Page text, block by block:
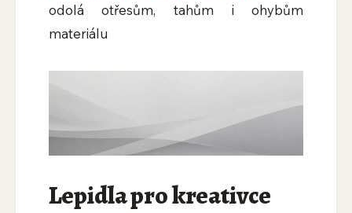
odolá otřesům, tahům i ohybům
materiálu
Lepidla pro kreativce